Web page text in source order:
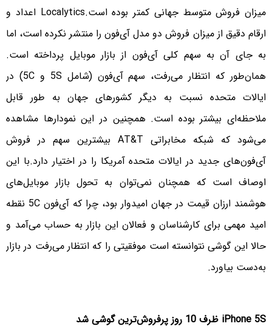
میزان فروش متوسط جهانی کمتر بوده است.
Localytics اعداد و
ارقام دقیق از میزان فروش دو مدل آی‌فون را منتشر نکرده است، اما
به جای آن به سهم کلی آی‌فون از بازار موبایل پرداخته است.
همان‌طور که انتظار می‌رفت، سهم آی‌فون (شامل 5S و 5C) در
ایالات متحده نسبت به دیگر کشورهای جهان به طور قابل
ملاحظه‌ای بیشتر بوده است. همچنین در این نمودارها مشاهده
می‌شود که شبکه مخابراتی AT&T بیشترین سهم در فروش
آی‌فون‌های جدید در ایالات متحده آمریکا را در اختیار دارد.با این
اوصاف است که همچنان نمی‌توان به تحول بازار موبایل‌های
هوشمند ارزان قیمت در جهان امیدوار بود، چرا که آی‌فون 5C نقطه
امید مهمی برای کارشناسان و فعالان این بازار به حساب می‌آمد و
حالا این گوشی نتوانسته است موفقیتی را که انتظار می‌رفت در بازار
به‌دست بیاورد.
iPhone 5S ظرف 10 روز پرفروش‌ترین گوشی شد